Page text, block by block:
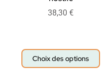
38,30 €
Choix des options